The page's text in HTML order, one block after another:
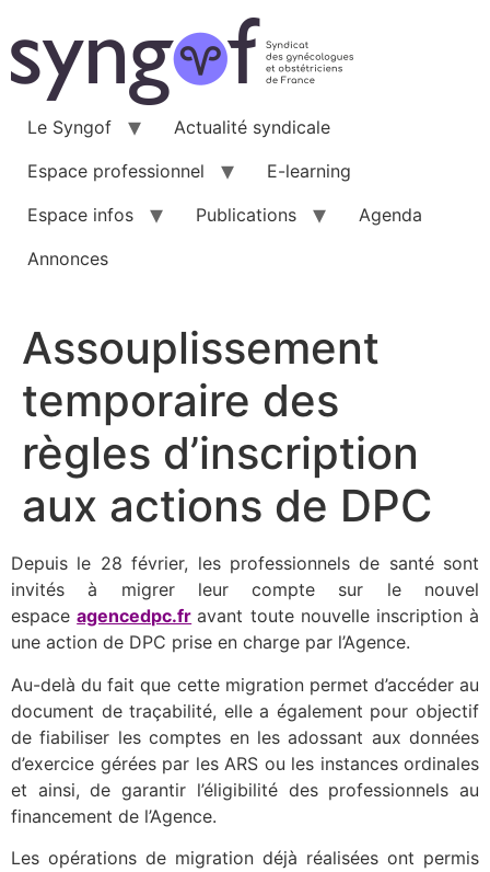
au
contenu
Le Syngof
Actualité syndicale
Espace professionnel
E-learning
Espace infos
Publications
Agenda
Annonces
Assouplissement
temporaire des
règles d’inscription
aux actions de DPC
Depuis le 28 février, les professionnels de santé sont
invités à migrer leur compte sur le nouvel
espaceagencedpc.fr avant toute nouvelle inscription à
une action de DPC prise en charge par l’Agence.
Au-delà du fait que cette migration permet d’accéder au
document de traçabilité, elle a également pour objectif
de fiabiliser les comptes en les adossant aux données
d’exercice gérées par les ARS ou les instances ordinales
et ainsi, de garantir l’éligibilité des professionnels au
financement de l’Agence.
Les opérations de migration déjà réalisées ont permis